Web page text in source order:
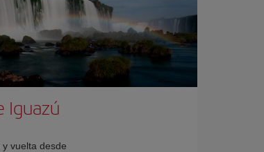
Iguazú
y vuelta desde